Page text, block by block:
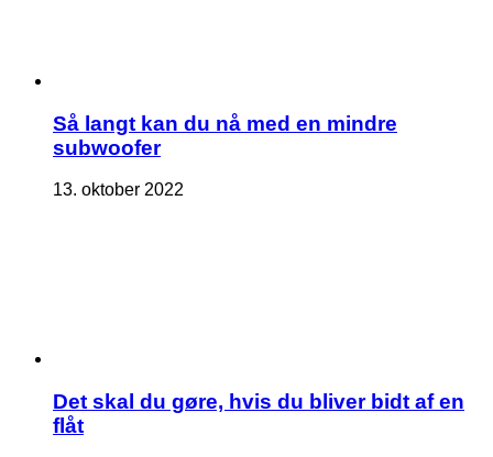
Så langt kan du nå med en mindre
subwoofer
13. oktober 2022
Det skal du gøre, hvis du bliver bidt af en
flåt